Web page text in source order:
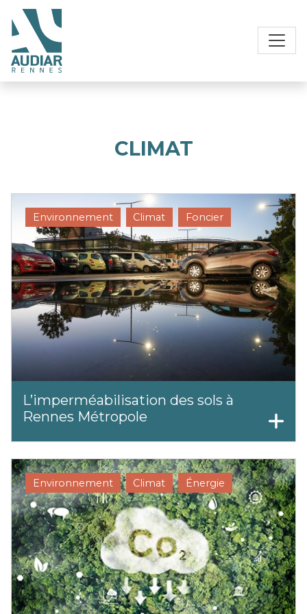
CLIMAT
Environnement Climat Foncier
L’imperméabilisation des sols à
Rennes Métropole
Environnement Climat Énergie